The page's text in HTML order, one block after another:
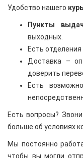
Удобство нашего
Пункты
выходных.
Есть
Доставка –
доверить
Есть
Есть вопросы?
больше об условиях
Мы постоянно
чтобы вы могли